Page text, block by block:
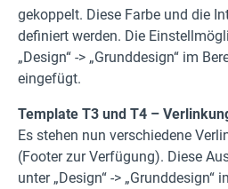
gekoppelt. Diese Farbe und die
definiert werden. Die
„Design“ -> „Grunddesign“ im
eingefügt.
Template T3 und T4 –
Es stehen nun verschiedene
(Footer zur Verfügung). Diese
unter „Design“ -> „Grunddesign“